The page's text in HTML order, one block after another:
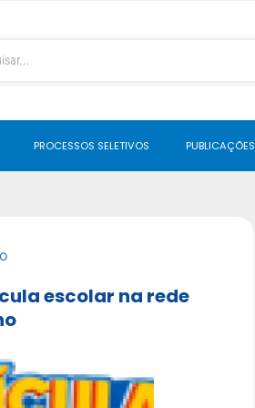
PROCESSOS SELETIVOS PUBLICAÇÕES
escolar na rede